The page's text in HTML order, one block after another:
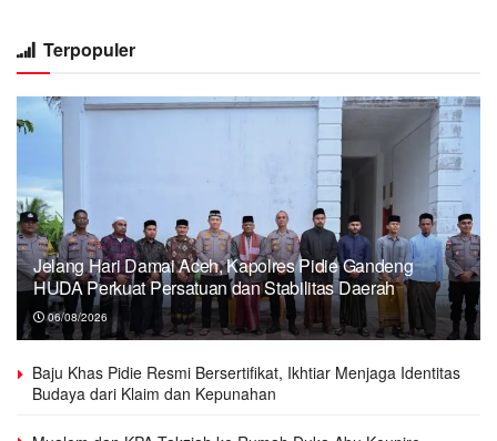
Terpopuler
Jelang Hari Damai Aceh, Kapolres Pidie Gandeng
HUDA Perkuat Persatuan dan Stabilitas Daerah
06/08/2026
Baju Khas Pidie Resmi Bersertifikat, Ikhtiar Menjaga Identitas
Budaya dari Klaim dan Kepunahan